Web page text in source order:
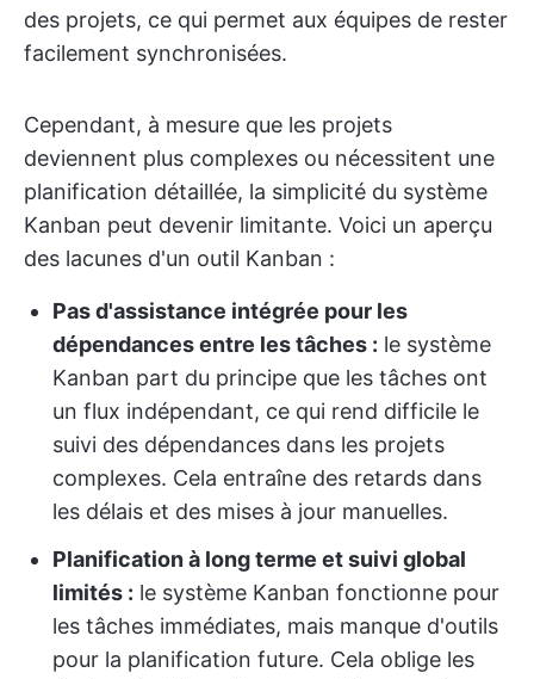
des projets, ce qui permet aux équipes de rester
facilement synchronisées.
Cependant, à mesure que les projets
deviennent plus complexes ou nécessitent une
planification détaillée, la simplicité du système
Kanban peut devenir limitante. Voici un aperçu
des lacunes d'un outil Kanban :
Pas d'assistance intégrée pour les
dépendances entre les tâches : le système
Kanban part du principe que les tâches ont
un flux indépendant, ce qui rend difficile le
suivi des dépendances dans les projets
complexes. Cela entraîne des retards dans
les délais et des mises à jour manuelles.
Planification à long terme et suivi global
limités : le système Kanban fonctionne pour
les tâches immédiates, mais manque d'outils
pour la planification future. Cela oblige les